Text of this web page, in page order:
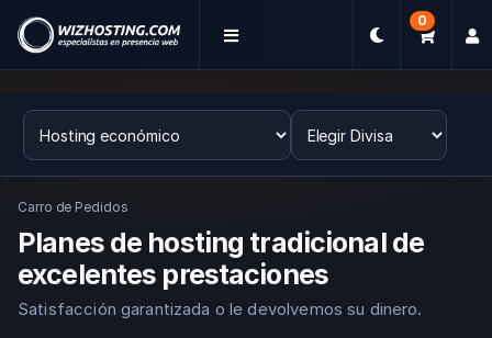
0
Carro de Pedidos
Planes de hosting tradicional de
excelentes prestaciones
Satisfacción garantizada o le devolvemos su dinero.